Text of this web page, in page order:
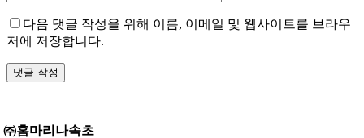
다음 댓글 작성을 위해 이름, 이메일 및 웹사이트를 브라우
저에 저장합니다.
㈜홈마리나속초